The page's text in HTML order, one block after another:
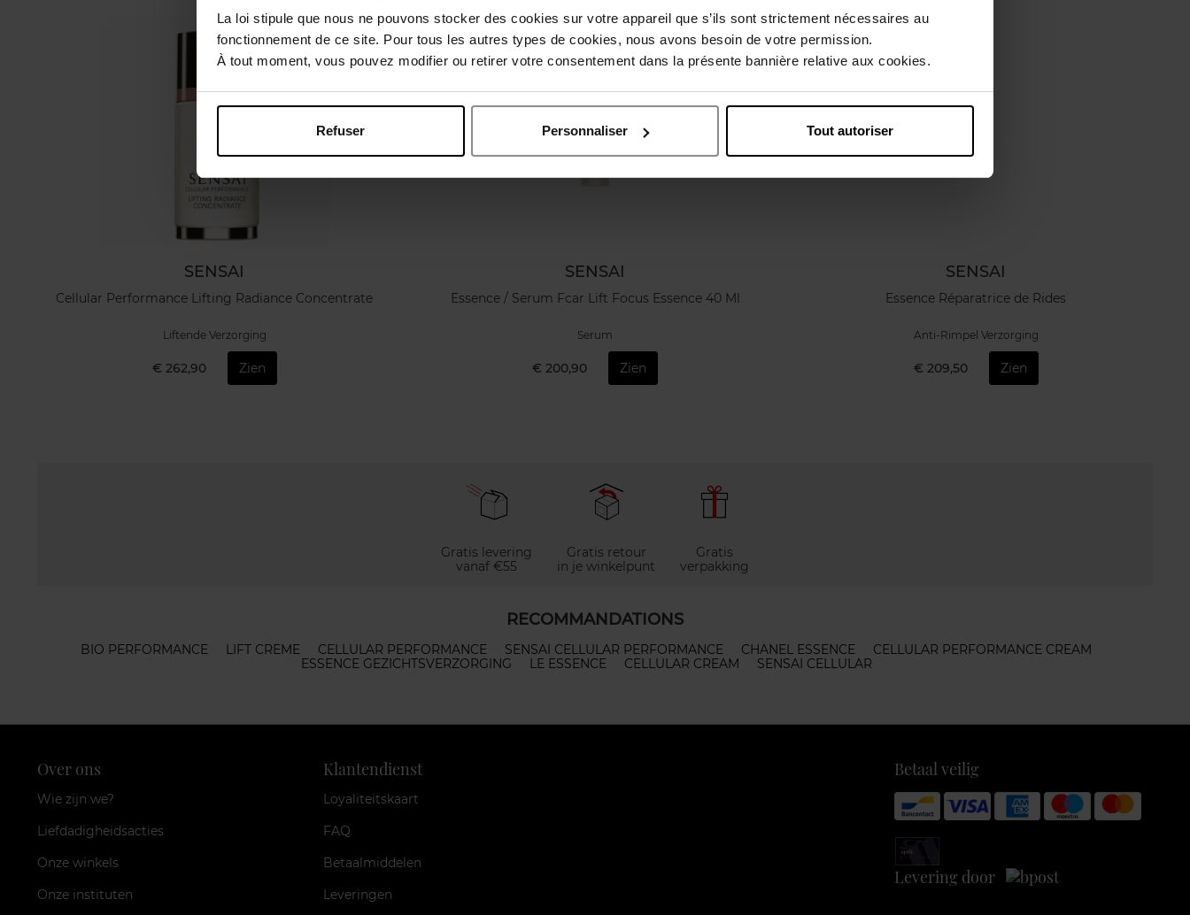
La loi stipule que nous ne pouvons stocker des cookies sur votre appareil que s’ils sont strictement nécessaires au
fonctionnement de ce site. Pour tous les autres types de cookies, nous avons besoin de votre permission.
À tout moment, vous pouvez modifier ou retirer votre consentement dans la présente bannière relative aux cookies.
Refuser Personnaliser Tout autoriser
SENSAI
Cellular Performance Lifting Radiance Concentrate
Liftende Verzorging
€ 262,90 Zien
SENSAI
Essence / Serum Fcar Lift Focus Essence 40 Ml
Serum
€ 200,90 Zien
SENSAI
Essence Réparatrice de Rides
Anti-Rimpel Verzorging
€ 209,50 Zien
Gratis levering
vanaf €55
Gratis retour
in je winkelpunt
Gratis
verpakking
RECOMMANDATIONS
BIO PERFORMANCE LIFT CREME CELLULAR PERFORMANCE SENSAI CELLULAR PERFORMANCE CHANEL ESSENCE
CELLULAR PERFORMANCE CREAM
ESSENCE GEZICHTSVERZORGING
LE ESSENCE CELLULAR CREAM SENSAI CELLULAR
Over ons
Wie zijn we?
Liefdadigheidsacties
Onze winkels
Onze instituten
Klantendienst
Loyaliteitskaart
FAQ
Betaalmiddelen
Leveringen
Betaal veilig
Levering door